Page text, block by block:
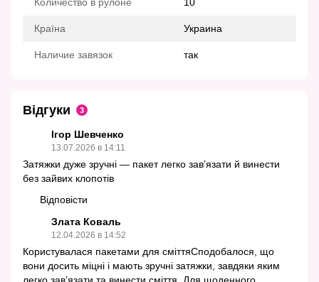
Країна Украина
Наличие завязок так
Відгуки 3
Ігор Шевченко
13.07.2026 в 14:11
Затяжки дуже зручні — пакет легко зав’язати й винести
без зайвих клопотів
Відповісти
Злата Коваль
12.04.2026 в 14:52
Користувалася пакетами для сміттяСподобалося, що
вони досить міцні і мають зручні затяжки, завдяки яким